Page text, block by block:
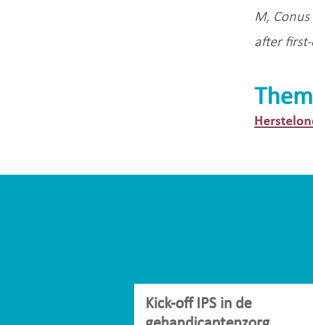
M,
after first-
Kick-off IPS in de